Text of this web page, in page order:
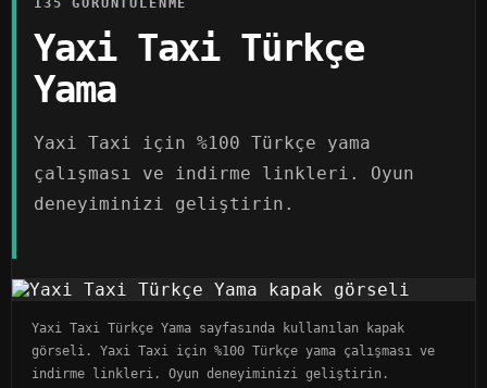
135 GÖRÜNTÜLENME
Yaxi Taxi Türkçe
Yama
Yaxi Taxi için %100 Türkçe yama
çalışması ve indirme linkleri. Oyun
deneyiminizi geliştirin.
Yaxi Taxi Türkçe Yama sayfasında kullanılan kapak
görseli. Yaxi Taxi için %100 Türkçe yama çalışması ve
indirme linkleri. Oyun deneyiminizi geliştirin.